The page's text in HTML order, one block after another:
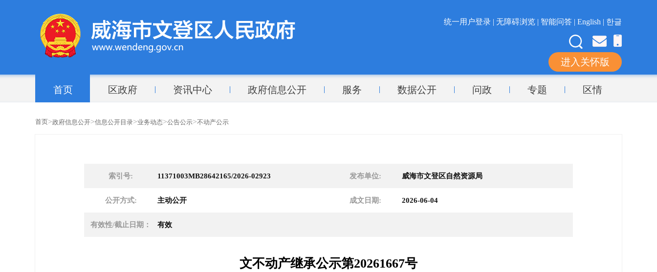
统一用户登录 | 无障碍浏览 | 智能问答 | English | 한글
进入关怀版
首页 区政府 资讯中心 政府信息公开 服务 数据公开 问政 专题 区情
首页>政府信息公开>信息公开目录>业务动态>公告公示>不动产公示
索引号: 11371003MB28642165/2026-02923 发布单位: 威海市文登区自然资源局
公开方式: 主动公开 成文日期: 2026-06-04
有效性/截止日期： 有效
文不动产继承公示第20261667号